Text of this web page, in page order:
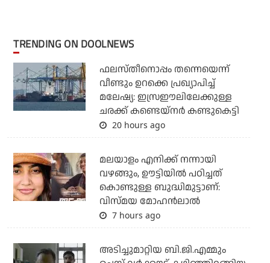
TRENDING ON DOOLNEWS
ഫലസ്തീനൊപ്പം തന്നെയെന്ന്
വീണ്ടും ഉറക്കെ പ്രഖ്യാപിച്ച്
മലേഷ്യ: ഇസ്രഈലിലേക്കുള്ള
ചരക്ക് കണ്ടെയ്‌നര്‍ കണ്ടുകെട്ടി
20 hours ago
മലയാളം എനിക്ക് നന്നായി
വഴങ്ങും, ഊട്ടിയില്‍ പഠിച്ചത്
കൊണ്ടുള്ള ബുദ്ധിമുട്ടാണ്:
വിസ്മയ മോഹന്‍ലാല്‍
7 hours ago
അടിച്ചുമാറ്റിയ ബി.ജി.എമ്മും